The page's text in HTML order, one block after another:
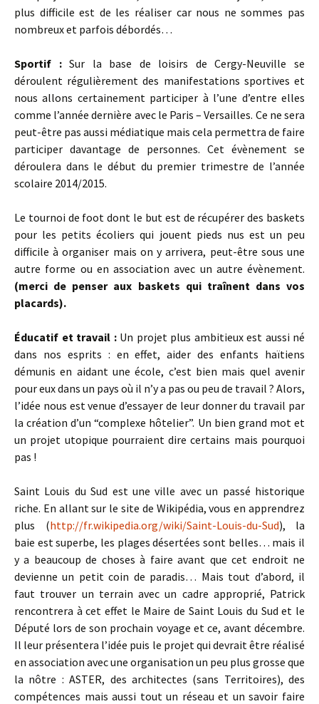
plus difficile est de les réaliser car nous ne sommes pas
nombreux et parfois débordés…
Sportif :Sur la base de loisirs de Cergy-Neuville se
déroulent régulièrement des manifestations sportives et
nous allons certainement participer à l’une d’entre elles
comme l’année dernière avec le Paris – Versailles. Ce ne sera
peut-être pas aussi médiatique mais cela permettra de faire
participer davantage de personnes. Cet évènement se
déroulera dans le début du premier trimestre de l’année
scolaire 2014/2015.
Le tournoi de foot dont le but est de récupérer des baskets
pour les petits écoliers qui jouent pieds nus est un peu
difficile à organiser mais on y arrivera, peut-être sous une
autre forme ou en association avec un autre évènement.
(merci de penser aux baskets qui traînent dans vos
placards).
Éducatif et travail :Un projet plus ambitieux est aussi né
dans nos esprits : en effet, aider des enfants haïtiens
démunis en aidant une école, c’est bien mais quel avenir
pour eux dans un pays où il n’y a pas ou peu de travail ? Alors,
l’idée nous est venue d’essayer de leur donner du travail par
la création d’un “complexe hôtelier”. Un bien grand mot et
un projet utopique pourraient dire certains mais pourquoi
pas !
Saint Louis du Sud est une ville avec un passé historique
riche. En allant sur le site de Wikipédia, vous en apprendrez
plus (http://fr.wikipedia.org/wiki/Saint-Louis-du-Sud), la
baie est superbe, les plages désertées sont belles… mais il
y a beaucoup de choses à faire avant que cet endroit ne
devienne un petit coin de paradis… Mais tout d’abord, il
faut trouver un terrain avec un cadre approprié, Patrick
rencontrera à cet effet le Maire de Saint Louis du Sud et le
Député lors de son prochain voyage et ce, avant décembre.
Il leur présentera l’idée puis le projet qui devrait être réalisé
en association avec une organisation un peu plus grosse que
la nôtre : ASTER, des architectes (sans Territoires), des
compétences mais aussi tout un réseau et un savoir faire